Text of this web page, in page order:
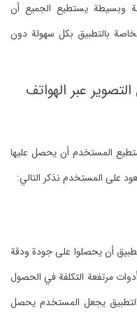
وبسيطة يستطيع الجميع أن
بالتطبيق بكل سهولة دون
عبر الهواتف
المستخدم أن يحصل عليها
على المستخدم نذكر التالي:
أن يحصلوا على جودة ودقة
مرتفعة التكلفة في الحصول
يجعل المستخدم يحصل